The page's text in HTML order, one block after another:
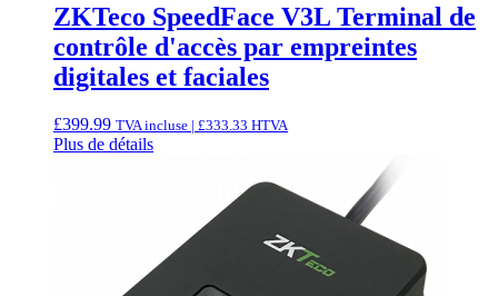
ZKTeco SpeedFace V3L Terminal de
contrôle d'accès par empreintes
digitales et faciales
£399.99 TVA incluse | £333.33 HTVA
Plus de détails